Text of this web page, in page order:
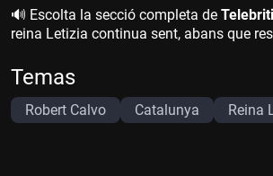
🔊 Escolta la secció completa de
reina Letizia continua sent, abans que
Temas
Robert Calvo Catalunya Reina